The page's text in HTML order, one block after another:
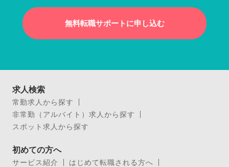
無料転職サポートに申し込む
求人検索
常勤求人から探す
非常勤（アルバイト）求人から探す
スポット求人から探す
初めての方へ
サービス紹介
はじめて転職される方へ